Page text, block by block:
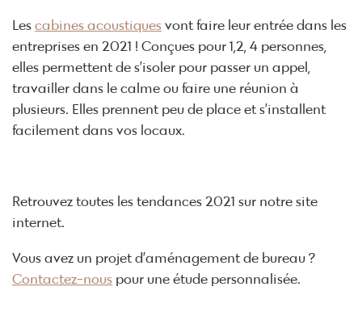
Les cabines acoustiques vont faire leur entrée dans les
entreprises en 2021 ! Conçues pour 1,2, 4 personnes,
elles permettent de s’isoler pour passer un appel,
travailler dans le calme ou faire une réunion à
plusieurs. Elles prennent peu de place et s’installent
facilement dans vos locaux.
Retrouvez toutes les tendances 2021 sur notre site
internet.
Vous avez un projet d’aménagement de bureau ?
Contactez-nous pour une étude personnalisée.